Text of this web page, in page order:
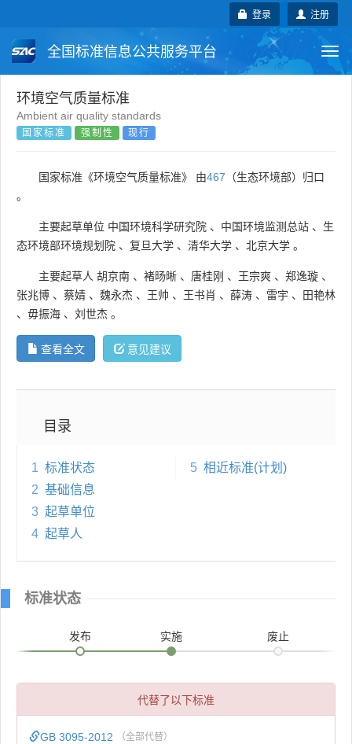
注册
登录
全国标准信息公共服务平台
国家标准
团体标准
国外标准 技术委员会
环境空气质量标准
Ambient air quality standards
国家标准 强制性 现行
国家标准《环境空气质量标准》 由467 （生态环境部）归口
。
主要起草单位 中国环境科学研究院 、 中国环境监测总站 、 生
态环境部环境规划院 、 复旦大学 、 清华大学 、 北京大学 。
主要起草人 胡京南 、 褚旸晰 、 唐桂刚 、 王宗爽 、 郑逸璇 、
张兆博 、 蔡婧 、 魏永杰 、 王帅 、 王书肖 、 薛涛 、 雷宇 、
田艳林
、 毋振海 、 刘世杰 。
查看全文 意见建议
目录
1 标准状态
2 基础信息
3 起草单位
4 起草人
5 相近标准(计划)
标准状态
发布 实施 废止
代替了以下标准
GB 3095-2012 （全部代替）